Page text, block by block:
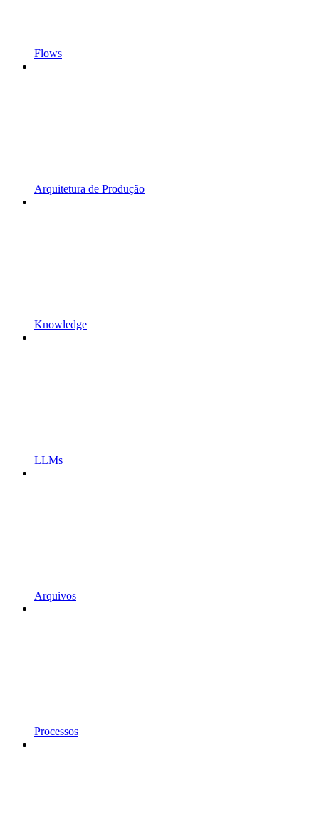
Flows
Arquitetura de Produção
Knowledge
LLMs
Arquivos
Processos